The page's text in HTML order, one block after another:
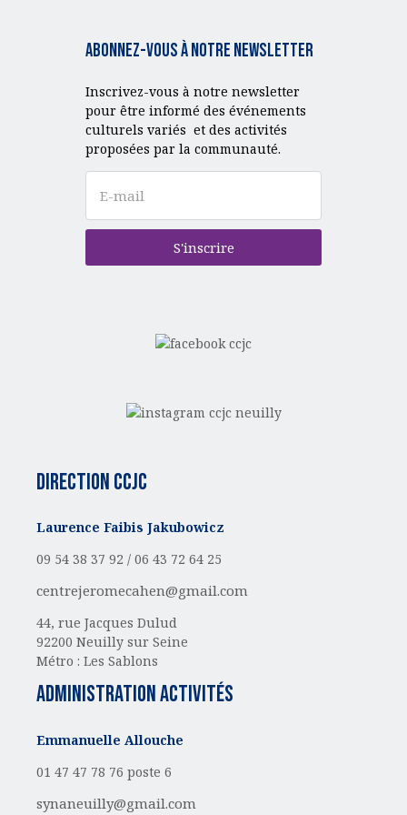
Abonnez-vous à notre Newsletter
Inscrivez-vous à notre newsletter
pour être informé des événements
culturels variés et des activités
proposées par la communauté.
S'inscrire
Direction CCJC
Laurence Faibis Jakubowicz
09 54 38 37 92 / 06 43 72 64 25
centrejeromecahen@gmail.com
44, rue Jacques Dulud
92200 Neuilly sur Seine
Métro : Les Sablons
administration activités
Emmanuelle Allouche
01 47 47 78 76 poste 6
synaneuilly@gmail.com